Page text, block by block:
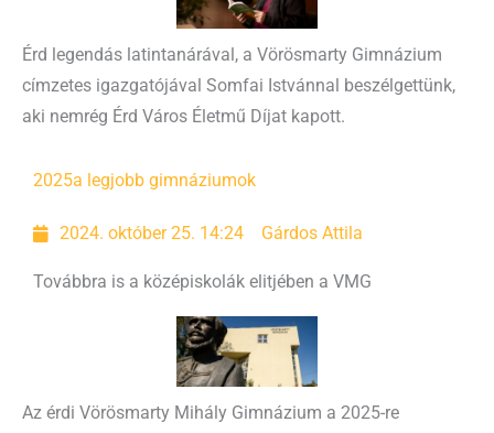
Érd legendás latintanárával, a Vörösmarty Gimnázium
címzetes igazgatójával Somfai Istvánnal beszélgettünk,
aki nemrég Érd Város Életmű Díjat kapott.
2025a legjobb gimnáziumok
2024. október 25. 14:24 Gárdos Attila
Továbbra is a középiskolák elitjében a VMG
Az érdi Vörösmarty Mihály Gimnázium a 2025-re